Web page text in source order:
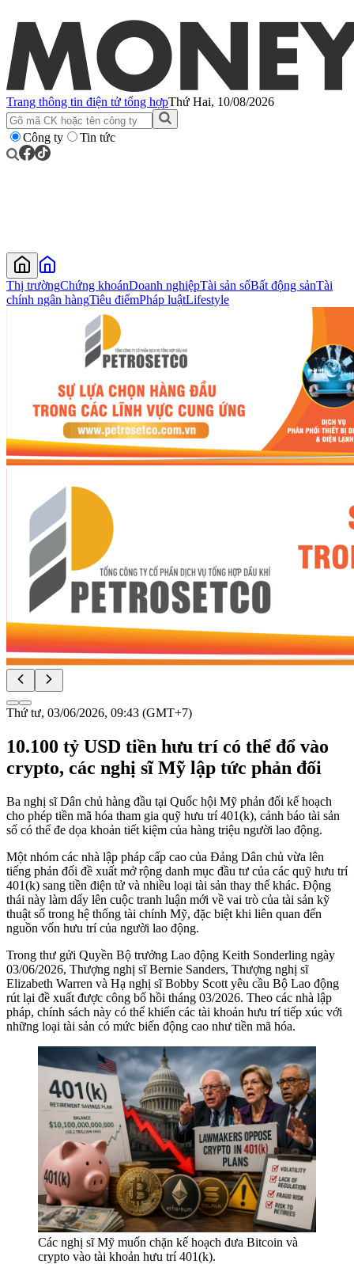
Trang thông tin điện tử tổng hợpThứ Hai, 10/08/2026
Công ty Tin tức
Thị trườngChứng khoánDoanh nghiệpTài sản sốBất động sảnTài
chính ngân hàngTiêu điểmPháp luậtLifestyle
Thứ tư, 03/06/2026, 09:43 (GMT+7)
10.100 tỷ USD tiền hưu trí có thể đổ vào
crypto, các nghị sĩ Mỹ lập tức phản đối
Ba nghị sĩ Dân chủ hàng đầu tại Quốc hội Mỹ phản đối kế hoạch
cho phép tiền mã hóa tham gia quỹ hưu trí 401(k), cảnh báo tài sản
số có thể đe dọa khoản tiết kiệm của hàng triệu người lao động.
Một nhóm các nhà lập pháp cấp cao của Đảng Dân chủ vừa lên
tiếng phản đối đề xuất mở rộng danh mục đầu tư của các quỹ hưu trí
401(k) sang tiền điện tử và nhiều loại tài sản thay thế khác. Động
thái này làm dấy lên cuộc tranh luận mới về vai trò của tài sản kỹ
thuật số trong hệ thống tài chính Mỹ, đặc biệt khi liên quan đến
nguồn vốn hưu trí của người lao động.
Trong thư gửi Quyền Bộ trưởng Lao động Keith Sonderling ngày
03/06/2026, Thượng nghị sĩ Bernie Sanders, Thượng nghị sĩ
Elizabeth Warren và Hạ nghị sĩ Bobby Scott yêu cầu Bộ Lao động
rút lại đề xuất được công bố hồi tháng 03/2026. Theo các nhà lập
pháp, chính sách này có thể khiến các tài khoản hưu trí tiếp xúc với
những loại tài sản có mức biến động cao như tiền mã hóa.
Các nghị sĩ Mỹ muốn chặn kế hoạch đưa Bitcoin và
crypto vào tài khoản hưu trí 401(k).